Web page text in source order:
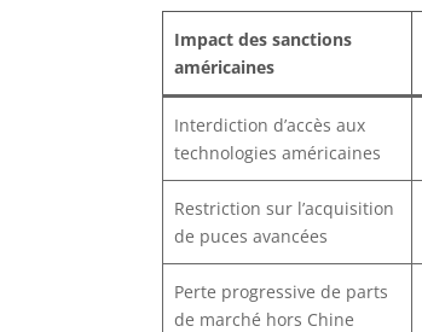
Impact des sanctions
américaines
Interdiction d’accès aux
technologies américaines
Restriction sur l’acquisition
de puces avancées
Perte progressive de parts
de marché hors Chine